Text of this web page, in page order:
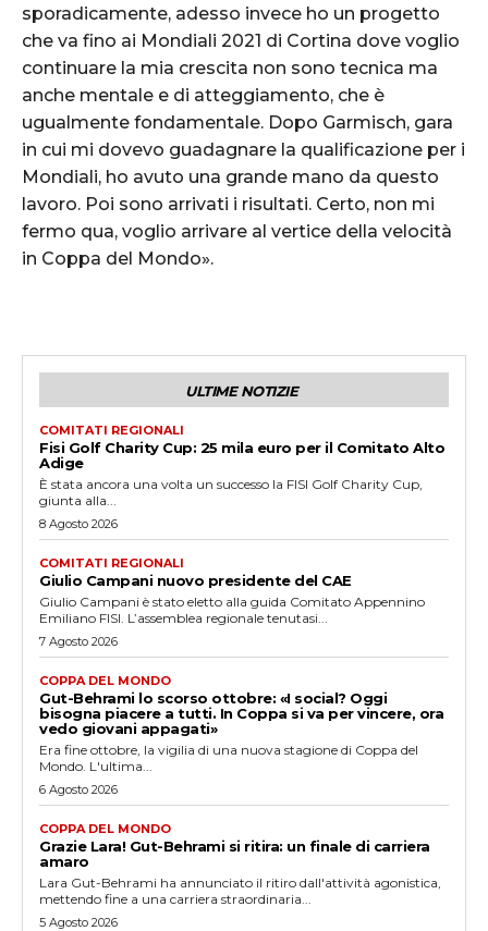
sporadicamente, adesso invece ho un progetto
che va fino ai Mondiali 2021 di Cortina dove voglio
continuare la mia crescita non sono tecnica ma
anche mentale e di atteggiamento, che è
ugualmente fondamentale. Dopo Garmisch, gara
in cui mi dovevo guadagnare la qualificazione per i
Mondiali, ho avuto una grande mano da questo
lavoro. Poi sono arrivati i risultati. Certo, non mi
fermo qua, voglio arrivare al vertice della velocità
in Coppa del Mondo».
ULTIME NOTIZIE
COMITATI REGIONALI
Fisi Golf Charity Cup: 25 mila euro per il Comitato Alto
Adige
È stata ancora una volta un successo la FISI Golf Charity Cup,
giunta alla...
8 Agosto 2026
COMITATI REGIONALI
Giulio Campani nuovo presidente del CAE
Giulio Campani è stato eletto alla guida Comitato Appennino
Emiliano FISI. L’assemblea regionale tenutasi...
7 Agosto 2026
COPPA DEL MONDO
Gut-Behrami lo scorso ottobre: «I social? Oggi
bisogna piacere a tutti. In Coppa si va per vincere, ora
vedo giovani appagati»
Era fine ottobre, la vigilia di una nuova stagione di Coppa del
Mondo. L'ultima...
6 Agosto 2026
COPPA DEL MONDO
Grazie Lara! Gut-Behrami si ritira: un finale di carriera
amaro
Lara Gut-Behrami ha annunciato il ritiro dall'attività agonistica,
mettendo fine a una carriera straordinaria...
5 Agosto 2026